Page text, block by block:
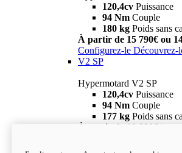
120,4cv Puissance
94 Nm Couple
180 kg Poids sans
À partir de 15 790€ ou
Configurez-le Découvrez-
V2 SP
Hypermotard V2 SP
120,4cv Puissance
94 Nm Couple
177 kg Poids sans
À partir de 19 990€ i
new
V2 SP 100